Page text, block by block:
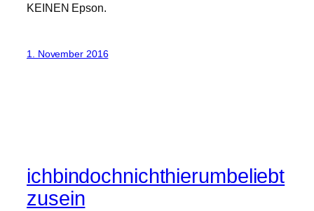
KEINEN Epson.
1. November 2016
ichbindochnichthierumbeliebt
zusein